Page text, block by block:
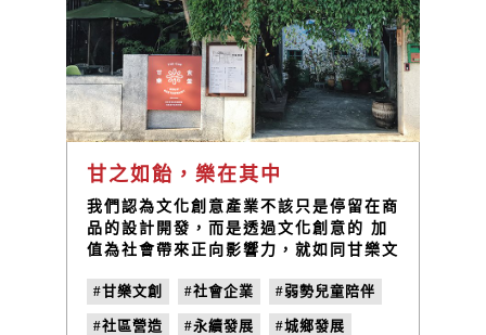
甘之如飴，樂在其中
我們認為文化創意產業不該只是停留在商
品的設計開發，而是透過文化創意的 加
值為社會帶來正向影響力，就如同甘樂文
的可能。而您參與甘樂的每一個項目，都
將成回永續循環回饋的動力。
#甘樂文創 #社會企業 #弱勢兒童陪伴
#社區營造 #永續發展 #城鄉發展